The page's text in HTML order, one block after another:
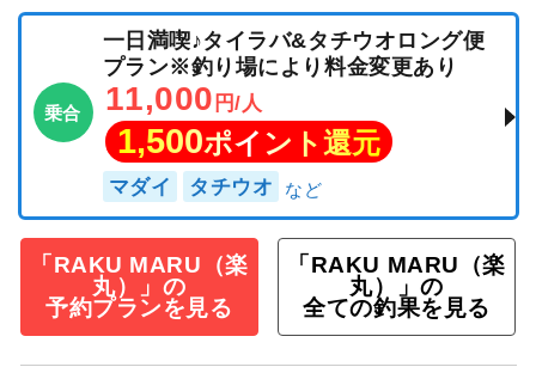
乗合
一日満喫♪タイラバ&タチウオロング便
プラン※釣り場により料金変更あり
11,000 円/人
1,500ポイント還元
マダイ タチウオ
「RAKU MARU（楽
丸）」の
予約プランを見る
「RAKU MARU（楽
丸）」の
全ての釣果を見る